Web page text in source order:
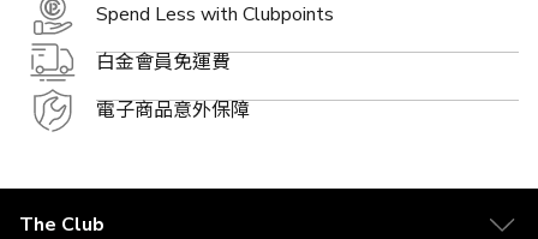
Spend Less with Clubpoints
白金會員免運費
電子商品意外保障
The Club